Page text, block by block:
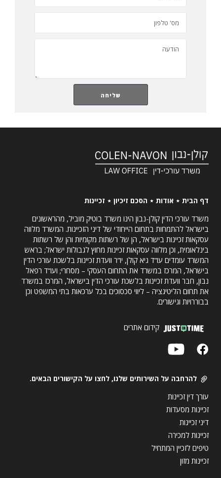
דף הבית אודות הסכם זיכיון זכיינות
משרד עורכי הדין קולן-נבון הינו משרד בוטיק מוביל, מהראשונים
בישראל להתמחות בתחום הייחודי של דיני הזכיינות. המשרד מלווה
עסקאות זכיינות בישראל, הן של רשתות מקומיות והן של רשתות
בינלאומית, וכן מלווה עסקאות זכיינות מחוץ לגבולות ישראל; בראש
המשרד עומדים עו”ד גיא קולן, יו”ר וועדת זכיינות בלשכת עורכי הדין
בישראל, המרכז במשרד את התחום העסקי – מסחרי; ועו”ד רפאל
נבון, חבר וועדת זכיינות בלשכת עורכי הדין בישראל, המרכז במשרד
את תחום הליטיגציה – ליווי סכסוכים בכל ערכאות בתי המשפט וכן
בבוררויות וגישורים.
קידום אתרים
להרחבה על השירותים שלנו, לחצו על הקישורים הבאים.
עורך דין זכיינות
זכיינות מסעדות
דיני זכיינות
זכיינות למכירה
טיפים לזכיין המתחיל
זכיינות מזון